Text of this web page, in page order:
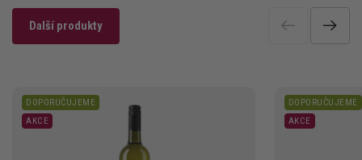
Další produkty
DOPORUČUJEME
AKCE
DOPORUČUJEME
AKCE